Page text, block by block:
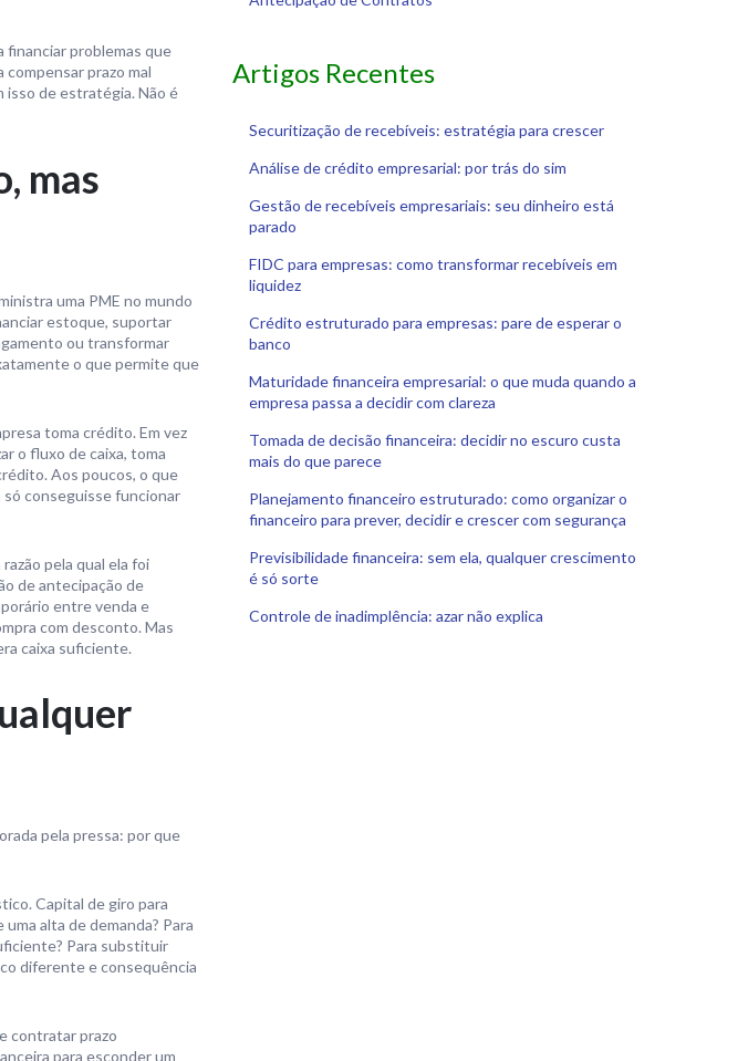
financiar problemas que
prazo mal
isso de estratégia. Não é
mas
uma PME no mundo
estoque, suportar
ou transformar
o que permite que
toma crédito. Em vez
o fluxo de caixa, toma
Aos poucos, o que
conseguisse funcionar
pela qual ela foi
de antecipação de
entre venda e
com desconto. Mas
caixa suficiente.
pela pressa: por que
Capital de giro para
alta de demanda? Para
Para substituir
diferente e consequência
contratar prazo
para esconder um
Artigos Recentes
Securitização de recebíveis: estratégia para crescer
Análise de crédito empresarial: por trás do sim
Gestão de recebíveis empresariais: seu dinheiro está
parado
FIDC para empresas: como transformar recebíveis em
liquidez
Crédito estruturado para empresas: pare de esperar o
banco
Maturidade financeira empresarial: o que muda quando a
empresa passa a decidir com clareza
Tomada de decisão financeira: decidir no escuro custa
mais do que parece
Planejamento financeiro estruturado: como organizar o
financeiro para prever, decidir e crescer com segurança
Previsibilidade financeira: sem ela, qualquer crescimento
é só sorte
Controle de inadimplência: azar não explica